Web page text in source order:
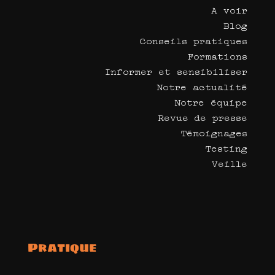
A voir
Blog
Conseils pratiques
Formations
Informer et sensibiliser
Notre actualité
Notre équipe
Revue de presse
Témoignages
Testing
Veille
Pratique